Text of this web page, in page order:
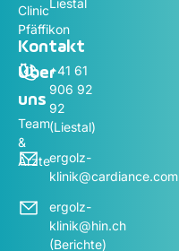
Kontakt
+41 61
906 92
92
(Liestal)
ergolz-
klinik@cardiance.com
ergolz-
klinik@hin.ch
(Berichte)
Clinic
Pfäffikon
Über
uns
Team
&
Ärzte